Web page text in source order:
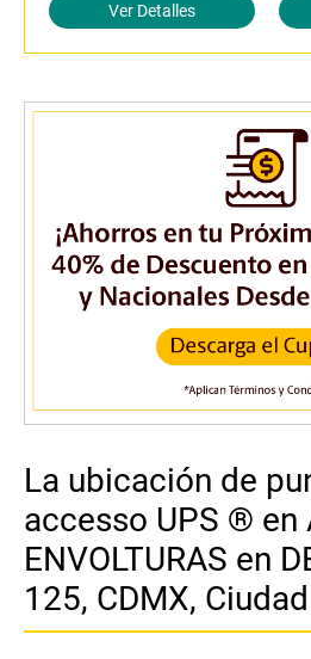
Ver Detalles
La ubicación de
accesso UPS ® en
ENVOLTURAS en
125, CDMX,